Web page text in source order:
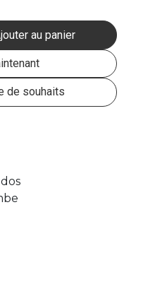
au panier
de souhaits